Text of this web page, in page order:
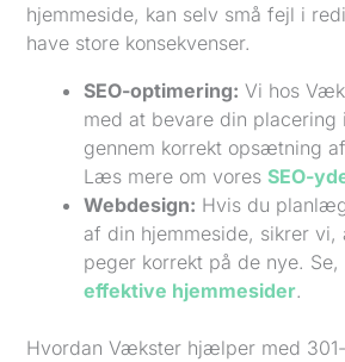
hjemmeside, kan selv små fejl i
have store konsekvenser.
SEO-optimering: Vi hos
med at bevare din placering
gennem korrekt opsætning
Læs mere om voresSEO-
Webdesign: Hvis du
af din hjemmeside, sikrer vi,
peger korrekt på de nye.
effektive hjemmesider.
Hvordan Vækster hjælper med